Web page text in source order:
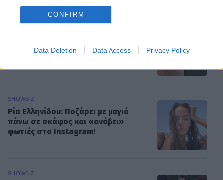
CONFIRM
Data Deletion Data Access Privacy Policy
MEDIA
τηλεόραση μετά από χρόνια - Σε
ποια σειρά θα τη δούμε
SHOWBIZ
Ρία Ελληνίδου: Ποζάρει με μαγιό
πάνω σε σκάφος και «ανάβει»
φωτιές στο Instagram!
SHOWBIZ